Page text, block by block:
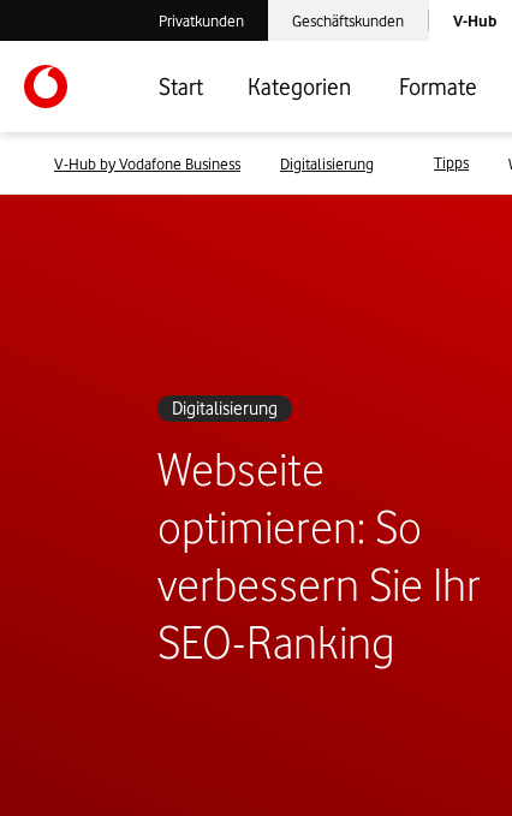
Verlassen der V-Hub Webseite: Zum
Privatkunden Verlassen der V-Hub Webseite:
Geschäftskunden Laden
V-Hub
Start Kategorien Formate
V-Hub by Vodafone Business Digitalisierung Tipps
Digitalisierung
Webseite
optimieren: So
verbessern Sie Ihr
SEO-Ranking